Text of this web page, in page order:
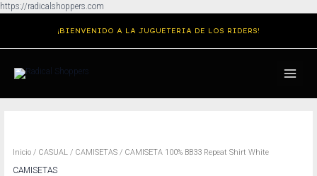
https://radicalshoppers.com
contenido
¡BIENVENIDO A LA JUGUETERIA DE LOS RIDERS!
MENU
Inicio / CASUAL / CAMISETAS / CAMISETA 100% BB33 Repeat Shirt White
CAMISETAS